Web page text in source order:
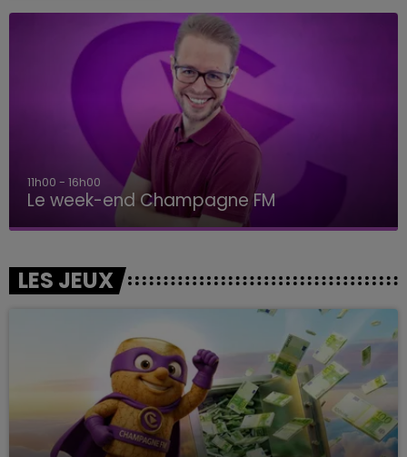
11h00 - 16h00
Le week-end Champagne FM
LES JEUX